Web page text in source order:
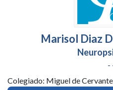
Marisol Diaz
-
Colegiado: Miguel de